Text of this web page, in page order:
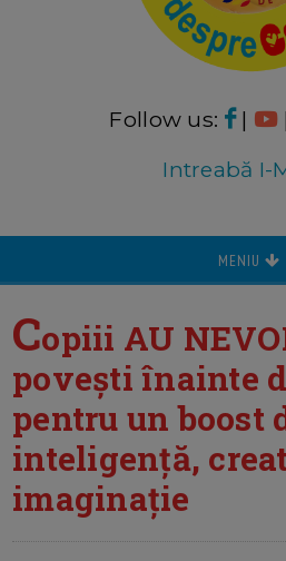
Follow us: | |
Intreabă I-
MENIU
Copiii AU
povești înainte
pentru un boost
inteligență,
imaginație